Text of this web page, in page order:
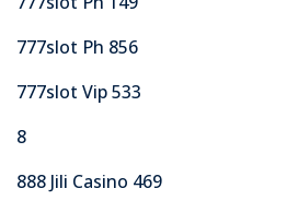
777slot Ph 856
777slot Vip 533
8
888 Jili Casino 469